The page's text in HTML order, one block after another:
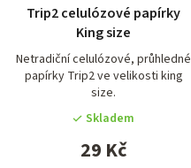
Trip2 celulózové papírky
King size
Netradiční celulózové, průhledné
papírky Trip2 ve velikosti king
size.
Skladem
29 Kč